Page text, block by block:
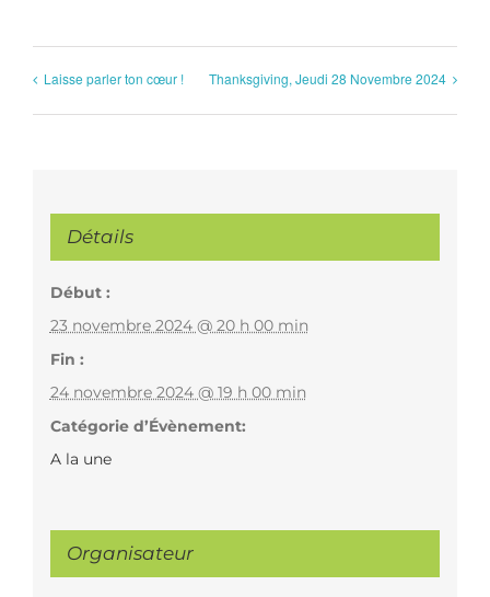
Laisse parler ton cœur ! Thanksgiving, Jeudi 28 Novembre 2024
Détails
Début :
23 novembre 2024 @ 20 h 00 min
Fin :
24 novembre 2024 @ 19 h 00 min
Catégorie d’Évènement:
A la une
Organisateur